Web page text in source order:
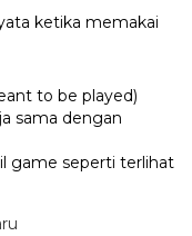
ketika memakai
to be played)
sama dengan
game seperti terlihat